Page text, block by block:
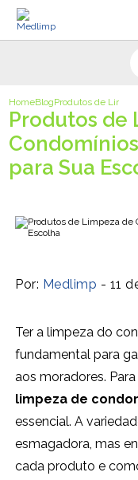
HomeBlogProdutos de
Produtos de
para Sua
Por: Medlimp - 11
Ter a limpeza do
fundamental para
aos moradores.
limpeza de
essencial. A
esmagadora, mas
cada produto e